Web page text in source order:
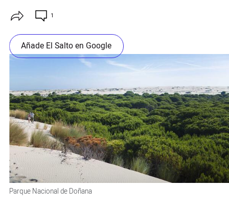
1
Añade El Salto en Google
Parque Nacional de Doñana